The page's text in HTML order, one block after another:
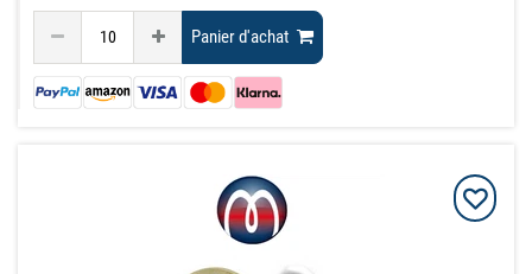
Panier d'achat